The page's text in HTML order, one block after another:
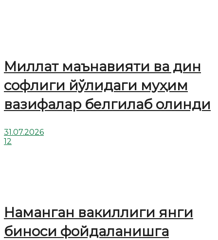
Миллат маънавияти ва дин
софлиги йўлидаги муҳим
вазифалар белгилаб олинди
31.07.2026
12
Наманган вакиллиги янги
биноси фойдаланишга